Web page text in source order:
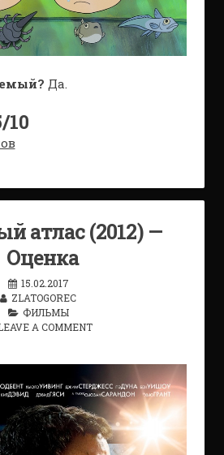
Да.
10
атлас (2012) —
Оценка
15.02.2017
ZLATOGOREC
ФИЛЬМЫ
A COMMENT